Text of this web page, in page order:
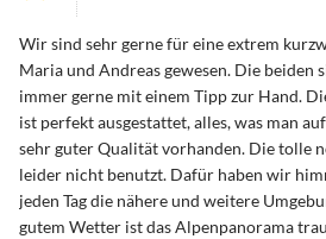
Wir sind sehr gerne für eine extrem
Maria und Andreas gewesen. Die beiden
immer gerne mit einem Tipp zur Hand.
ist perfekt ausgestattet, alles, was man
sehr guter Qualität vorhanden. Die tolle
leider nicht benutzt. Dafür haben wir
jeden Tag die nähere und weitere
gutem Wetter ist das Alpenpanorama